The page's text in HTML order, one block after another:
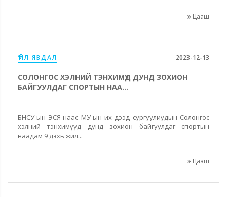
Цааш
ҮЙЛ ЯВДАЛ 2023-12-13
СОЛОНГОС ХЭЛНИЙ ТЭНХИМҮҮД ДУНД ЗОХИОН
БАЙГУУЛДАГ СПОРТЫН НАА...
БНСУ-ын ЭСЯ-наас МУ-ын их дээд сургуулиудын Солонгос
хэлний тэнхимүүд дунд зохион байгуулдаг спортын
наадам 9 дэхь жил...
Цааш